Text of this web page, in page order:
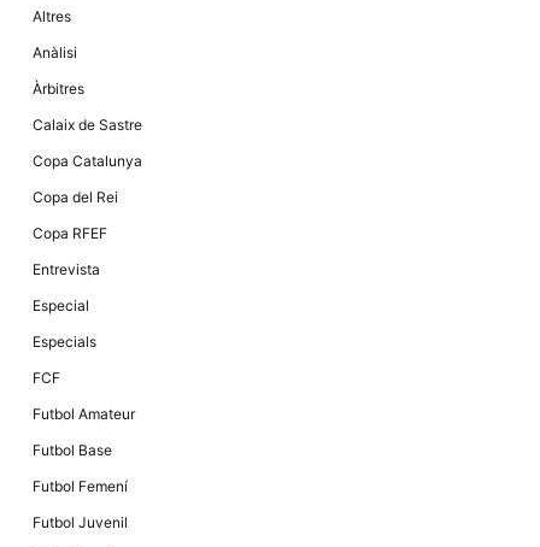
Altres
Anàlisi
Àrbitres
Calaix de Sastre
Copa Catalunya
Copa del Rei
Copa RFEF
Entrevista
Especial
Especials
FCF
Futbol Amateur
Futbol Base
Futbol Femení
Futbol Juvenil